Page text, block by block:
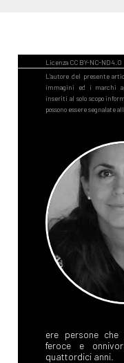
ere persone
feroce e
quattordici anni.